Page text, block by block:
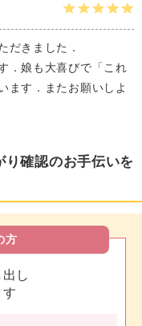
だきました．
．娘も大喜びで「これ
ます．またお願いしよ
確認のお手伝いを
方
し
す